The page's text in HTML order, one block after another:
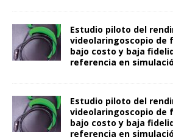
Estudio piloto del
videolaringoscopio de
bajo costo y baja
referencia en
Estudio piloto del
videolaringoscopio de
bajo costo y baja
referencia en